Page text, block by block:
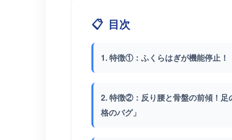
📋 目次
1. 特徴①：ふくらはぎが機能停止
2. 特徴②：反り腰と骨盤の前傾！足
格のバグ」